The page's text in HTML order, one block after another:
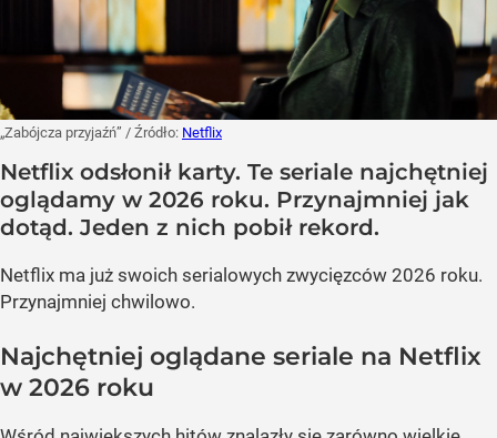
„Zabójcza przyjaźń” / Źródło: Netflix
Netflix odsłonił karty. Te seriale najchętniej
oglądamy w 2026 roku. Przynajmniej jak
dotąd. Jeden z nich pobił rekord.
Netflix ma już swoich serialowych zwycięzców 2026 roku.
Przynajmniej chwilowo.
Najchętniej oglądane seriale na Netflix
w 2026 roku